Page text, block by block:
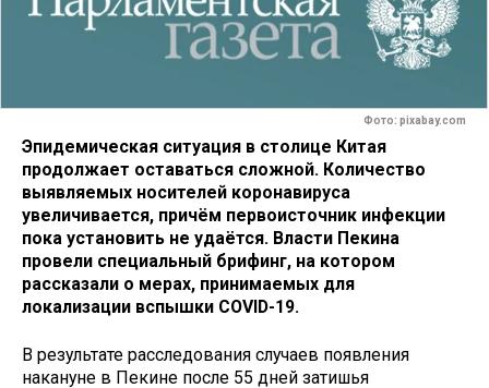
Фото: pixabay.com
Эпидемическая ситуация в столице Китая
продолжает оставаться сложной. Количество
выявляемых носителей коронавируса
увеличивается, причём первоисточник инфекции
пока установить не удаётся. Власти Пекина
провели специальный брифинг, на котором
рассказали о мерах, принимаемых для
локализации вспышки COVID-19.
В результате расследования случаев появления
накануне в Пекине после 55 дней затишья